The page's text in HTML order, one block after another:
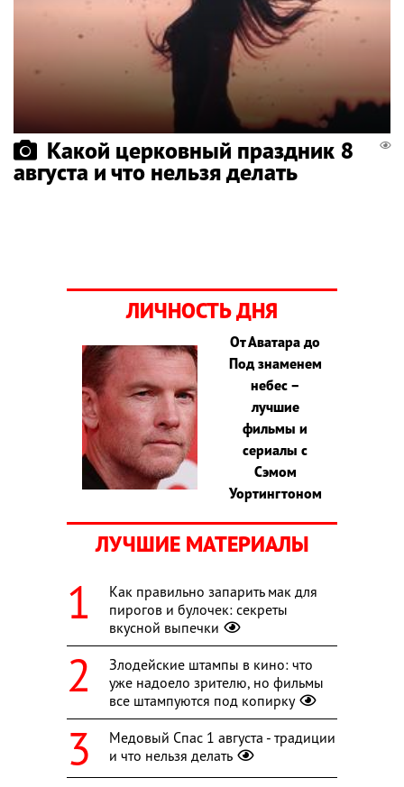
Какой церковный праздник 8
августа и что нельзя делать
ЛИЧНОСТЬ ДНЯ
От Аватара до
Под знаменем
небес –
лучшие
фильмы и
сериалы с
Сэмом
Уортингтоном
ЛУЧШИЕ МАТЕРИАЛЫ
Как правильно запарить мак для
пирогов и булочек: секреты
вкусной выпечки
Злодейские штампы в кино: что
уже надоело зрителю, но фильмы
все штампуются под копирку
Медовый Спас 1 августа - традиции
и что нельзя делать